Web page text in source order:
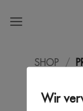
Inhalt
SHOP /
Wir